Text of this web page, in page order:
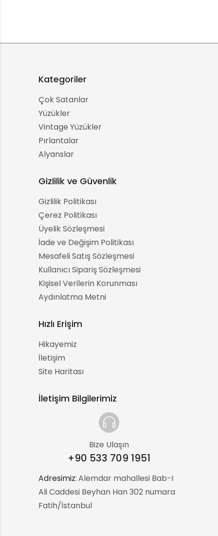
Kategoriler
Çok Satanlar
Yüzükler
Vintage Yüzükler
Pırlantalar
Alyanslar
Gizlilik ve Güvenlik
Gizlilik Politikası
Çerez Politikası
Üyelik Sözleşmesi
İade ve Değişim Politikası
Mesafeli Satış Sözleşmesi
Kullanıcı Sipariş Sözleşmesi
Kişisel Verilerin Korunması
Aydınlatma Metni
Hızlı Erişim
Hikayemiz
İletişim
Site Haritası
İletişim Bilgilerimiz
Bize Ulaşın
+90 533 709 1951
Adresimiz:Alemdar mahallesi Bab-I
Ali Caddesi Beyhan Han 302 numara
Fatih/İstanbul